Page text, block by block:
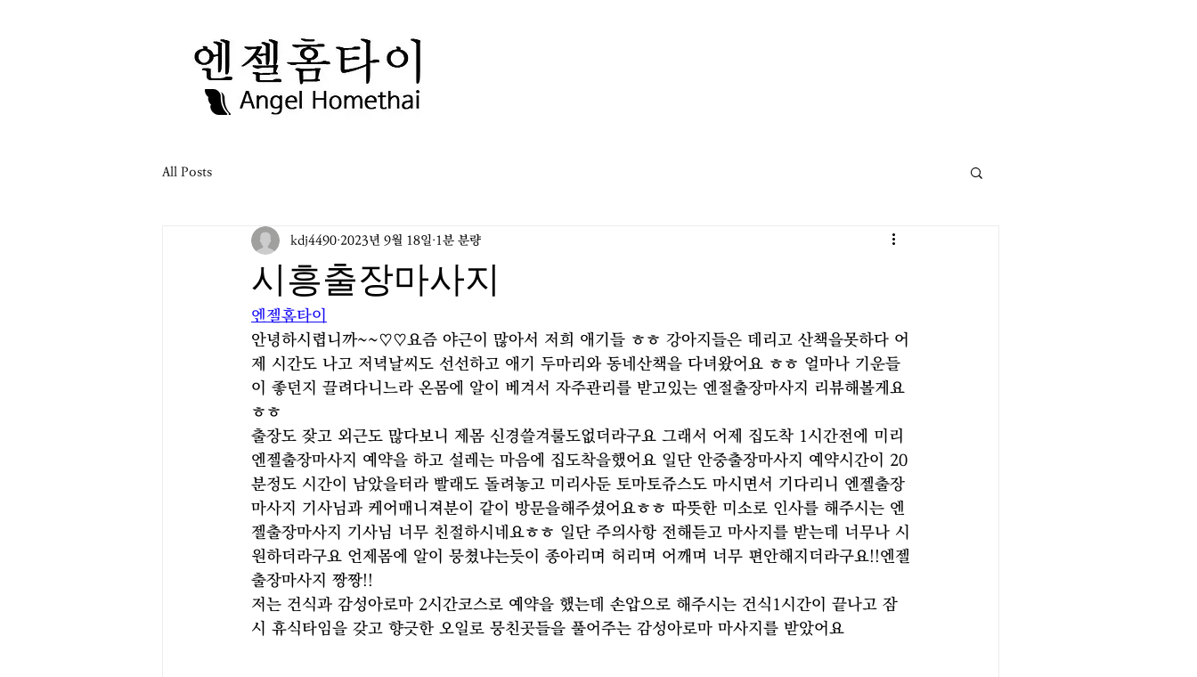
All Posts
시흥출장마사지
kdj4490 2023년 9월 18일 1분 분량
엔젤홈타이
안녕하시렵니까~~♡♡요즘 야근이 많아서 저희 애기들 ㅎㅎ 강아지들은 데리고 산책을못하다 어
제 시간도 나고 저녁날씨도 선선하고 애기 두마리와 동네산책을 다녀왔어요 ㅎㅎ 얼마나 기운들
이 좋던지 끌려다니느라 온몸에 알이 베겨서 자주관리를 받고있는 엔절출장마사지 리뷰해볼게요
ㅎㅎ
출장도 잦고 외근도 많다보니 제몸 신경쓸겨룰도없더라구요 그래서 어제 집도착 1시간전에 미리
엔젤출장마사지 예약을 하고 설레는 마음에 집도착을했어요 일단 안중출장마사지 예약시간이 20
분정도 시간이 남았을터라 빨래도 돌려놓고 미리사둔 토마토쥬스도 마시면서 기다리니 엔젤출장
마사지 기사님과 케어매니져분이 같이 방문을해주셨어요ㅎㅎ 따뜻한 미소로 인사를 해주시는 엔
젤출장마사지 기사님 너무 친절하시네요ㅎㅎ 일단 주의사항 전해듣고 마사지를 받는데 너무나 시
원하더라구요 언제몸에 알이 뭉쳤냐는듯이 종아리며 허리며 어깨며 너무 편안해지더라구요!!엔젤
출장마사지 짱짱!!
저는 건식과 감성아로마 2시간코스로 예약을 했는데 손압으로 해주시는 건식1시간이 끝나고 잠
시 휴식타임을 갖고 향긋한 오일로 뭉친곳들을 풀어주는 감성아로마 마사지를 받았어요